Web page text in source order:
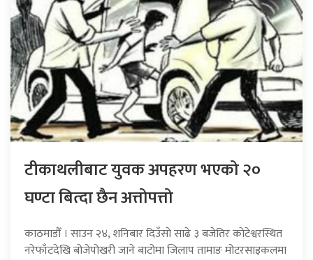
टीकाथलीबाट युवक अपहरण भएको २०
घण्टा बित्दा छैन अत्तोपत्तो
काठमाडौँ । साउन २४, शनिबार दिउँसो साढे ३ बजेतिर कोटेश्वरस्थित
नरेफाँटदेखि बोजेपोखरी जाने बाटोमा जिलाप तामाङ मोटरसाइकलमा